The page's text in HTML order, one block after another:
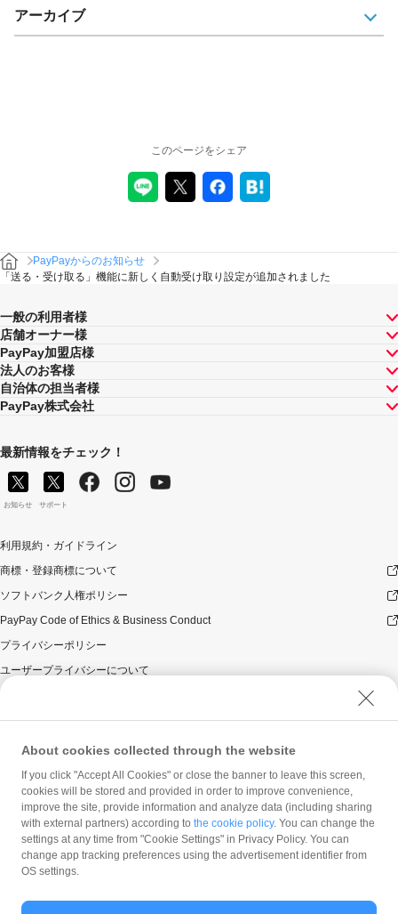
アーカイブ
このページをシェア
PayPayからのお知らせ
「送る・受け取る」機能に新しく自動受け取り設定が追加されました
一般の利用者様
店舗オーナー様
PayPay加盟店様
法人のお客様
自治体の担当者様
PayPay株式会社
最新情報をチェック！
お知らせ サポート
利用規約・ガイドライン
商標・登録商標について
ソフトバンク人権ポリシー
PayPay Code of Ethics & Business Conduct
プライバシーポリシー
ユーザープライバシーについて
ウェブサイト利用規約
反社会的勢力に対する方針
勧誘方針
マネロン等基本方針
カスタマーハラスメントに関する当社の考え方
About cookies collected through the website
If you click "Accept All Cookies" or close the banner to leave this screen,
cookies will be stored and provided in order to improve convenience,
improve the site, provide information and analyze data (including sharing
with external partners) according to the cookie policy. You can change the
settings at any time from "Cookie Settings" in Privacy Policy. You can
change app tracking preferences using the advertisement identifier from
OS settings.